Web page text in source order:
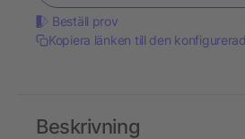
Beställ prov
Kopiera länken till den
Beskrivning